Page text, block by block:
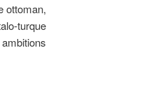
ottoman,
turque